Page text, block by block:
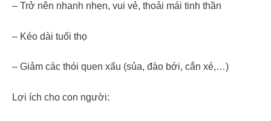
– Trở nên nhanh nhẹn, vui vẻ, thoải mái tinh thần
– Kéo dài tuổi thọ
– Giảm các thói quen xấu (sủa, đào bới, cắn xé,…)
Lợi ích cho con người: